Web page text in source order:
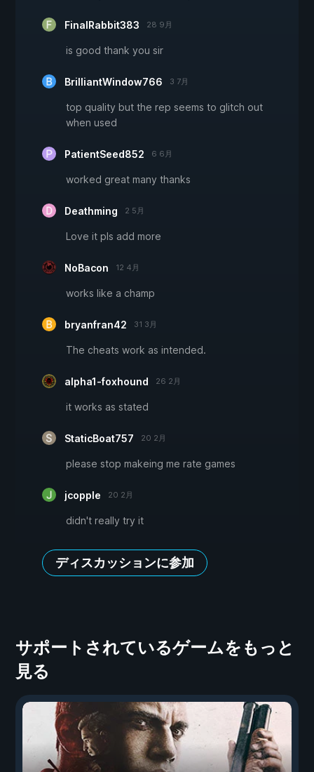
FinalRabbit383 28 9月
is good thank you sir
BrilliantWindow766 3 7月
top quality but the rep seems to glitch out
when used
PatientSeed852 6 6月
worked great many thanks
Deathming 2 5月
Love it pls add more
NoBacon 12 4月
works like a champ
bryanfran42 31 3月
The cheats work as intended.
alpha1-foxhound 26 2月
it works as stated
StaticBoat757 20 2月
please stop makeing me rate games
jcopple 20 2月
didn't really try it
ディスカッションに参加
サポートされているゲームをもっと
見る